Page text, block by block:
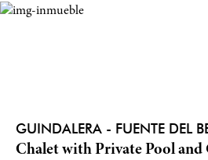
GUINDALERA - FUENTE DEL
Chalet with Private Pool and